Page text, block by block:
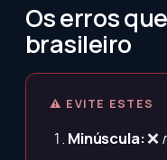
Os erros
brasileiro
⚠ EVITE ESTES
Minúscula:❌